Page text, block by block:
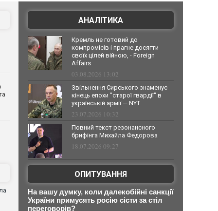
АНАЛІТИКА
Кремль не готовий до
компромісів і прагне досягти
своїх цілей війною, - Foreign
Affairs
03.08.2026 13:02
Звільнення Сирського знаменує
кінець епохи "старої гвардії" в
українській армії — NYT
23.07.2026 10:32
Повний текст резонансного
брифінга Михайла Федорова
18.07.2026 09:27
ОПИТУВАННЯ
На вашу думку, коли далекобійні санкції
України примусять росію сісти за стіл
переговорів?